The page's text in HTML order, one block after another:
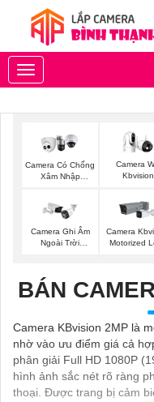
Toggle
navigation
Camera Có Chống
Xâm Nhập
Camera
Kbvision
Camera Ghi Âm
Ngoài Trời
Camera
Motorized
BÁN
Camera KBvision 2MP là
nhờ vào ưu điểm giá cả
phân giải Full HD 1080P
hình ảnh sắc nét rõ ràng
thoại. Được trang bị cảm